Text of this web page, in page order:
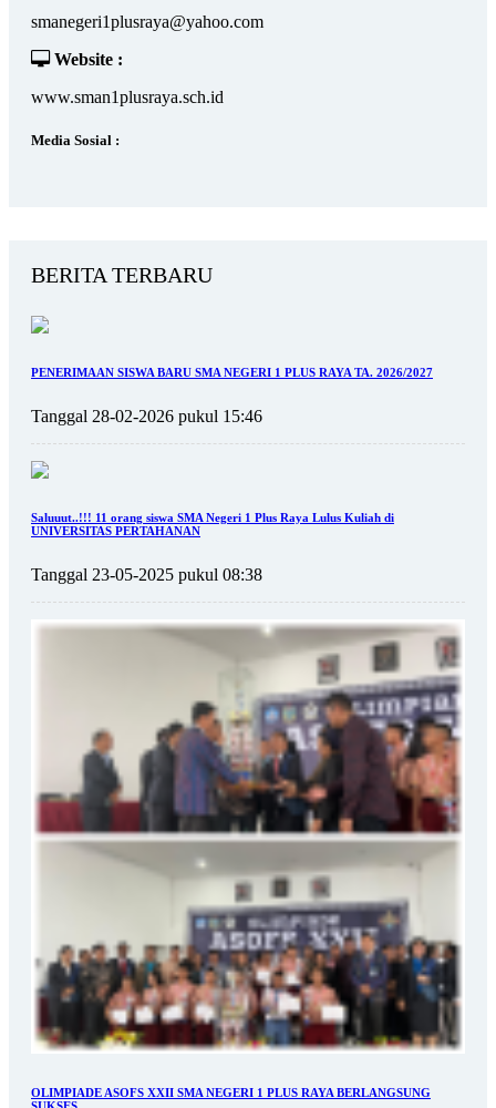
smanegeri1plusraya@yahoo.com
Website :
www.sman1plusraya.sch.id
Media Sosial :
BERITA TERBARU
PENERIMAAN SISWA BARU SMA NEGERI 1 PLUS RAYA TA. 2026/2027
Tanggal 28-02-2026 pukul 15:46
Saluuut..!!! 11 orang siswa SMA Negeri 1 Plus Raya Lulus Kuliah di
UNIVERSITAS PERTAHANAN
Tanggal 23-05-2025 pukul 08:38
OLIMPIADE ASOFS XXII SMA NEGERI 1 PLUS RAYA BERLANGSUNG